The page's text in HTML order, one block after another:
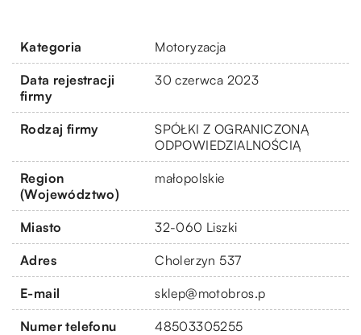
Kategoria Motoryzacja
Data rejestracji
firmy
30 czerwca 2023
Rodzaj firmy
SPÓŁKI Z OGRANICZONĄ
ODPOWIEDZIALNOŚCIĄ
Region
(Województwo)
małopolskie
Miasto 32-060 Liszki
Adres Cholerzyn 537
E-mail sklep@motobros.p
Numer telefonu 48503305255